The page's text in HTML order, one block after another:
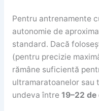
Pentru antrenamente
autonomie de
standard. Dacă
(pentru precizie
rămâne suficientă
ultramaratoanelor sau
undeva între 19–22 de